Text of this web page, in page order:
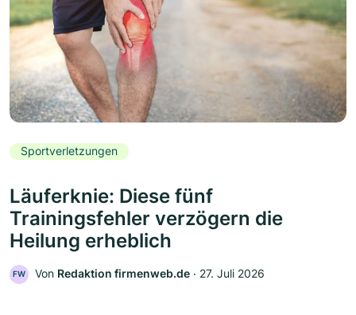
Sportverletzungen
Läuferknie: Diese fünf
Trainingsfehler verzögern die
Heilung erheblich
FW Von Redaktion firmenweb.de ‧ 27. Juli 2026